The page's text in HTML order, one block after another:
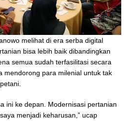
melihat di era serba digital
bisa lebih baik dibandingkan
semua sudah terfasilitasi secara
mendorong para milenial untuk tak
ini ke depan. Modernisasi pertanian
menjadi keharusan,” ucap